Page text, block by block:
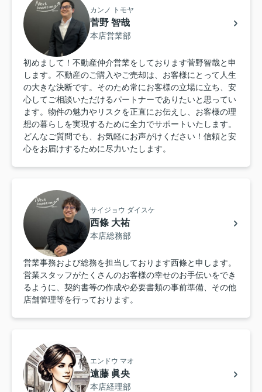
カンノ トモヤ
菅野 智哉
本店営業部
初めまして！不動産仲介営業をしております菅野智哉と申
します。不動産のご購入やご売却は、お客様にとって人生
の大きな決断です。そのため常にお客様の立場に立ち、安
心してご相談いただけるパートナーでありたいと思ってい
ます。物件の魅力やリスクを正直にお伝えし、お客様の理
想の暮らしを実現するために全力でサポートいたします。
どんなご質問でも、お気軽にお声がけください！信頼と安
心をお届けするために尽力いたします。
サイジョウ ダイスケ
西條 大祐
本店総務部
営業事務および総務を担当しております西條と申します。
営業スタッフがたくさんのお客様の幸せのお手伝いをでき
るように、契約書等の作成や必要書類の事前準備、その他
店舗管理等を行っております。
エンドウ マオ
遠藤 眞央
本店経理部